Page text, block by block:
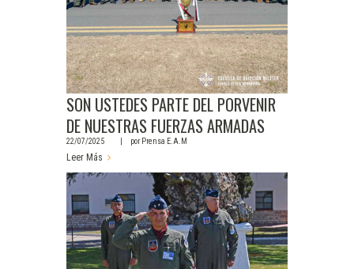
SON USTEDES PARTE DEL PORVENIR
DE NUESTRAS FUERZAS ARMADAS
22/07/2025 porPrensa E.A.M
Leer Más